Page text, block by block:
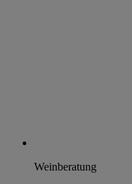
Weinberatung